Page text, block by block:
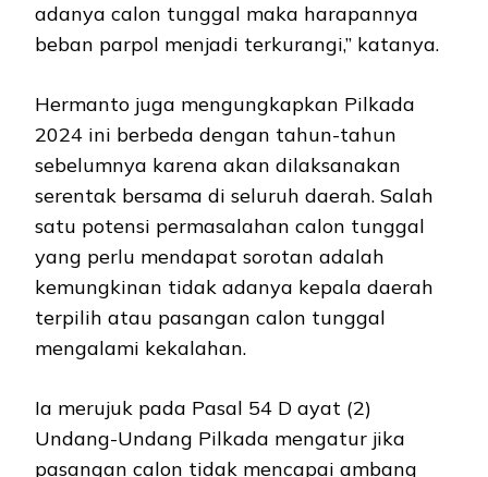
adanya calon tunggal maka harapannya
beban parpol menjadi terkurangi,” katanya.
Hermanto juga mengungkapkan Pilkada
2024 ini berbeda dengan tahun-tahun
sebelumnya karena akan dilaksanakan
serentak bersama di seluruh daerah. Salah
satu potensi permasalahan calon tunggal
yang perlu mendapat sorotan adalah
kemungkinan tidak adanya kepala daerah
terpilih atau pasangan calon tunggal
mengalami kekalahan.
Ia merujuk pada Pasal 54 D ayat (2)
Undang-Undang Pilkada mengatur jika
pasangan calon tidak mencapai ambang